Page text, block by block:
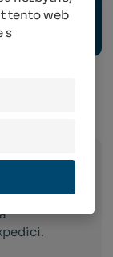
tento web
s